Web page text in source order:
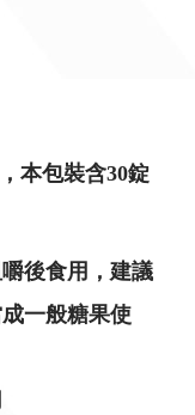
本包裝含30錠
後食用，建議
一般糖果使